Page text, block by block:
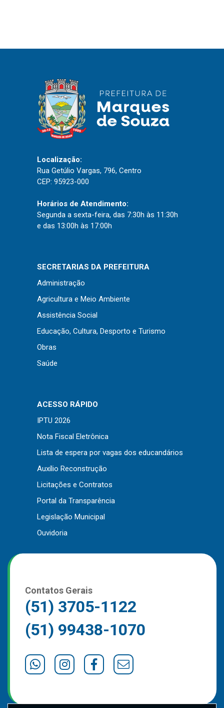
Ouvidoria
Portal do Cidadão
Portal do Servidor
Publicações
Diário Oficial (Novo)
Recursos Humanos
Processo Seletivo
Outros
Downloads
Notícias
Localização:
Rua Getúlio Vargas, 796, Centro
CEP: 95923-000
Horários de Atendimento:
Segunda a sexta-feira, das 7:30h às 11:30h
e das 13:00h às 17:00h
SECRETARIAS DA PREFEITURA
Administração
Agricultura e Meio Ambiente
Assistência Social
Educação, Cultura, Desporto e Turismo
Obras
Saúde
ACESSO RÁPIDO
IPTU 2026
Nota Fiscal Eletrônica
Lista de espera por vagas dos educandários
Auxílio Reconstrução
Licitações e Contratos
Portal da Transparência
Legislação Municipal
Ouvidoria
Contatos Gerais
(51) 3705-1122
(51) 99438-1070